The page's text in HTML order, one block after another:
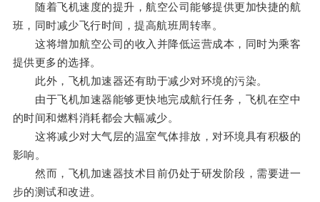
随着飞机速度的提升，航空公司能够提供更加快捷的航
班，同时减少飞行时间，提高航班周转率。
这将增加航空公司的收入并降低运营成本，同时为乘客
提供更多的选择。
此外，飞机加速器还有助于减少对环境的污染。
由于飞机加速器能够更快地完成航行任务，飞机在空中
的时间和燃料消耗都会大幅减少。
这将减少对大气层的温室气体排放，对环境具有积极的
影响。
然而，飞机加速器技术目前仍处于研发阶段，需要进一
步的测试和改进。